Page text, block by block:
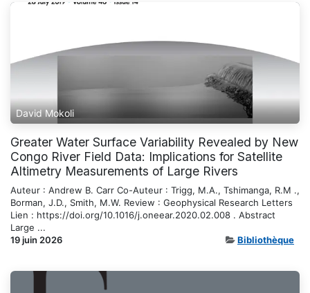
David Mokoli
Greater Water Surface Variability Revealed by New
Congo River Field Data: Implications for Satellite
Altimetry Measurements of Large Rivers
Auteur : Andrew B. Carr Co-Auteur : Trigg, M.A., Tshimanga, R.M .,
Borman, J.D., Smith, M.W. Review : Geophysical Research Letters
Lien : https://doi.org/10.1016/j.oneear.2020.02.008 . Abstract
Large ...
19 juin 2026
Bibliothèque